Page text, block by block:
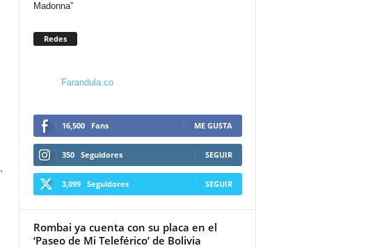
Madonna”
Redes
Farandula.co
16,500 Fans ME GUSTA
350 Seguidores SEGUIR
3,099 Seguidores SEGUIR
Rombai ya cuenta con su placa en el
‘Paseo de Mi Teleférico’ de Bolivia